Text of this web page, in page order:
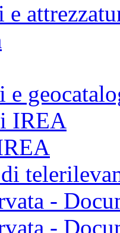
e
IREA
-
-